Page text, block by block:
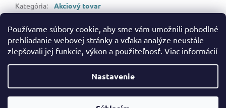
Používame súbory cookie, aby sme vám umožnili pohodlné
prehliadanie webovej stránky a vďaka analýze neustále
zlepšovali jej funkcie, výkon a použiteľnosť. Viac informácií
Nastavenie
Kategória:
Akciový tovar
EAN: 5425017736035
Vytvoril Shoptet